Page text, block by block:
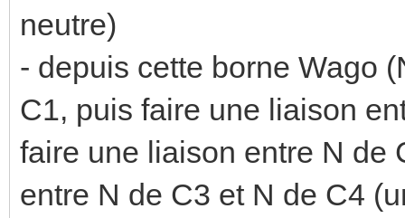
neutre)
- depuis cette borne Wago
C1, puis faire une liaison
faire une liaison entre N de
entre N de C3 et N de C4